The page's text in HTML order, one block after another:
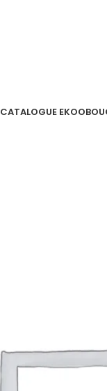
CATALOGUE EKOOBOU